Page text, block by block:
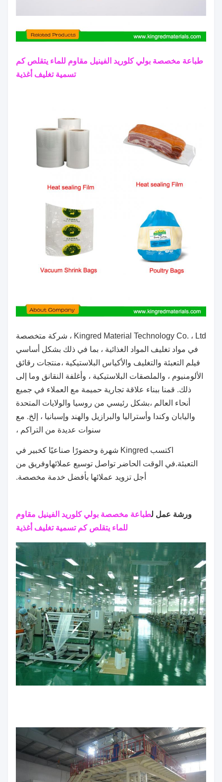
طباعة مخصصة بولي كلوريد الفينيل مقاوم للماء يتقلص كم
تسمية تغليف أغذية
Kingred Material Technology Co. ، Ltd ، شركة متخصصة
في مواد تغليف المواد الغذائية ، بما في ذلك بشكل أساسي
فيلم التعبئة والتغليف والأكياس البلاستيكية ،منتجات رقائق
الألومنيوم ، والملصقات البلاستيكية ، وأغلفة النقانق وما إلى
ذلك. قمنا ببناء علاقة تجارية حميمة مع العملاء في جميع
أنحاء العالم ،بشكل رئيسي من روسيا والولايات المتحدة
واليابان وكندا وأستراليا والبرازيل والهند وإسبانيا ، إلخ. مع
سنوات عديدة من التراكم ،
اكتسب Kingred شهرة وحضورًا صناعيًا كخبير في
التعبئة.في الوقت الحاضر تواصل توسيع عملائهاوفريق من
أجل تزويد عملائها بأفضل خدمة مخصصة.
ورشة عمل لطباعة مخصصة بولي كلوريد الفينيل مقاوم
للماء يتقلص كم تسمية تغليف أغذية